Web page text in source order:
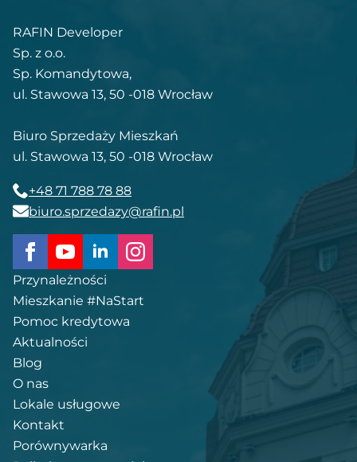
RAFIN Developer
Sp. z o.o.
Sp. Komandytowa,
ul. Stawowa 13, 50 -018 Wrocław
Biuro Sprzedaży Mieszkań
ul. Stawowa 13, 50 -018 Wrocław
+48 71 788 78 88
biuro.sprzedazy@rafin.pl
Przynależności
Mieszkanie #NaStart
Pomoc kredytowa
Aktualności
Blog
O nas
Lokale usługowe
Kontakt
Porównywarka